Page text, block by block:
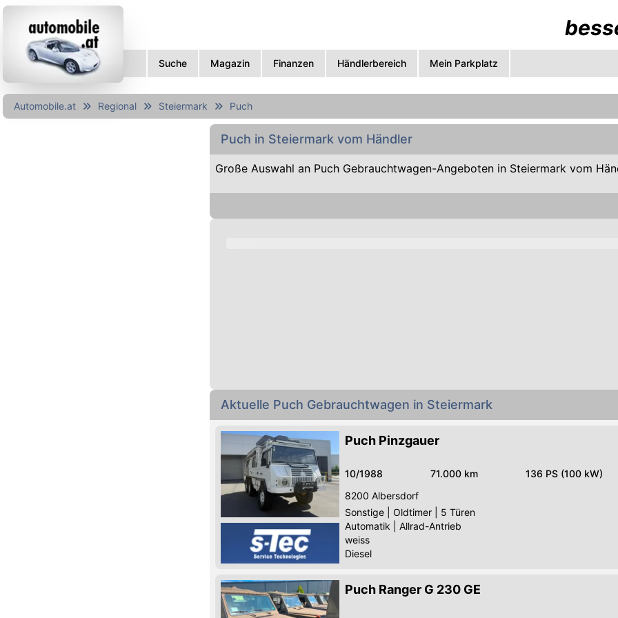
Suche Magazin Finanzen Händlerbereich Mein Parkplatz
Automobile.at Regional Steiermark Puch
Puch in Steiermark vom Händler
Große Auswahl an Puch Gebrauchtwagen-Angeboten in Steiermark vom
Aktuelle Puch Gebrauchtwagen in Steiermark
Puch Pinzgauer
10/1988 71.000 km 136 PS (100 kW)
8200 Albersdorf
Sonstige
Oldtimer
5 Türen
Automatik
Allrad-Antrieb
weiss
Diesel
Puch Ranger G 230 GE